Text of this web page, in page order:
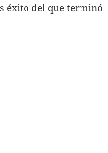
éxito del que terminó